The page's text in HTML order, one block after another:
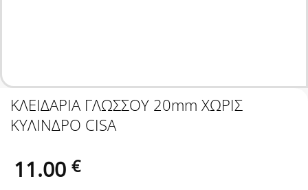
ΚΛΕΙΔΑΡΙΑ ΓΛΩΣΣΟΥ 20mm ΧΩΡΙΣ
ΚΥΛΙΝΔΡΟ CISA
11.00 €